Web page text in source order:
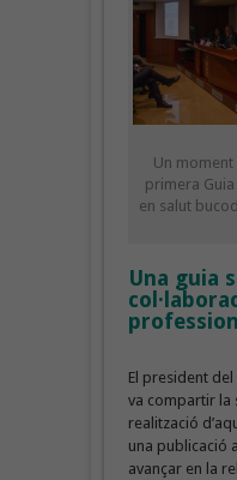
Un
primera
en salut
Una guia
El president del
va compartir la
realització
una publicació
avançar en la